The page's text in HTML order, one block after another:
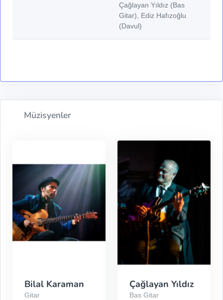
Çağlayan Yıldız (Bas
Gitar), Ediz Hafızoğlu
(Davul)
Müzisyenler
Bilal Karaman
Gitar
Çağlayan Yıldız
Bas Gitar